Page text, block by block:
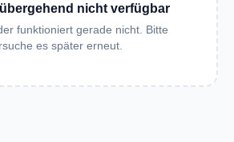
nicht verfügbar
funktioniert gerade nicht. Bitte
es später erneut.